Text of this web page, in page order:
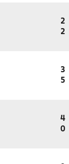
2
2
3
5
4
0